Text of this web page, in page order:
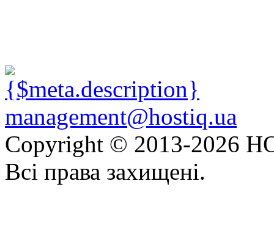
management@hostiq.ua
Copyright © 2013-2026
Всі права захищені.